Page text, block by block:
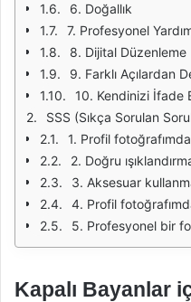
6. Doğallık
7. Profesyonel
8. Dijital Düzenleme
9. Farklı Açılardan
10. Kendinizi İfade
SSS (Sıkça Sorulan
1. Profil fotoğrafımda
2. Doğru
3. Aksesuar
4. Profil
5. Profesyonel bir
Kapalı Bayanlar